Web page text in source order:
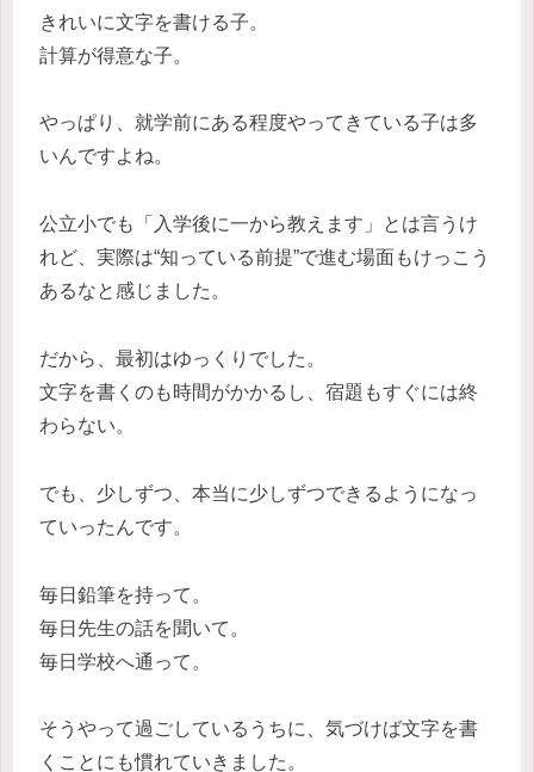
きれいに文字を書ける子。
計算が得意な子。
やっぱり、就学前にある程度やってきている子は多
いんですよね。
公立小でも「入学後に一から教えます」とは言うけ
れど、実際は“知っている前提”で進む場面もけっこう
あるなと感じました。
だから、最初はゆっくりでした。
文字を書くのも時間がかかるし、宿題もすぐには終
わらない。
でも、少しずつ、本当に少しずつできるようになっ
ていったんです。
毎日鉛筆を持って。
毎日先生の話を聞いて。
毎日学校へ通って。
そうやって過ごしているうちに、気づけば文字を書
くことにも慣れていきました。